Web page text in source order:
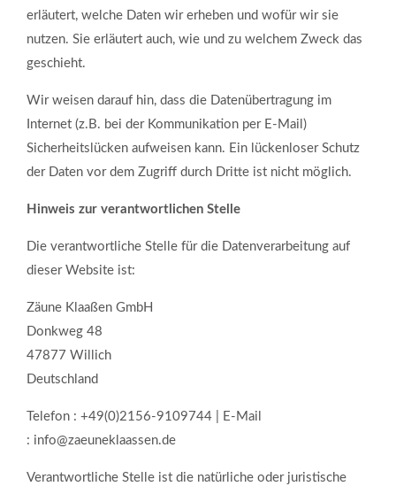
erläutert, welche Daten wir erheben und wofür wir sie
nutzen. Sie erläutert auch, wie und zu welchem Zweck das
geschieht.
Wir weisen darauf hin, dass die Datenübertragung im
Internet (z.B. bei der Kommunikation per E-Mail)
Sicherheitslücken aufweisen kann. Ein lückenloser Schutz
der Daten vor dem Zugriff durch Dritte ist nicht möglich.
Hinweis zur verantwortlichen Stelle
Die verantwortliche Stelle für die Datenverarbeitung auf
dieser Website ist:
Zäune Klaaßen GmbH
Donkweg 48
47877 Willich
Deutschland
Telefon : +49(0)2156-9109744 | E-Mail
: info@zaeuneklaassen.de
Verantwortliche Stelle ist die natürliche oder juristische